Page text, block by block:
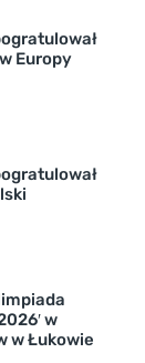
Europy
w
w Łukowie